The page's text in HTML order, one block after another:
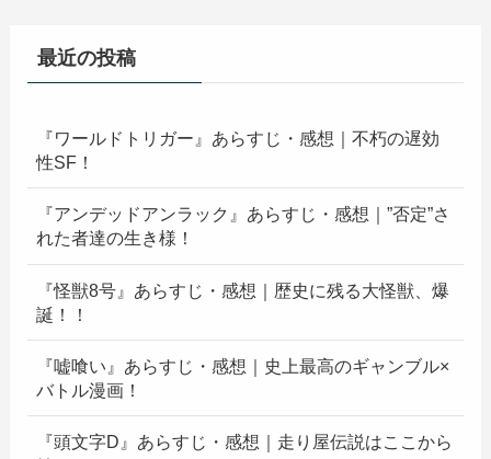
最近の投稿
『ワールドトリガー』あらすじ・感想｜不朽の遅効
性SF！
『アンデッドアンラック』あらすじ・感想｜”否定”さ
れた者達の生き様！
『怪獣8号』あらすじ・感想｜歴史に残る大怪獣、爆
誕！！
『嘘喰い』あらすじ・感想｜史上最高のギャンブル×
バトル漫画！
『頭文字D』あらすじ・感想｜走り屋伝説はここから